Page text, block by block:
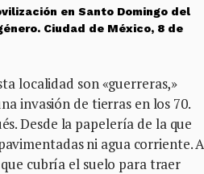
en Santo Domingo del
Ciudad de México, 8 de
localidad son «guerreras,»
invasión de tierras en los 70.
Desde la papelería de la que
ni agua corriente. A
cubría el suelo para traer